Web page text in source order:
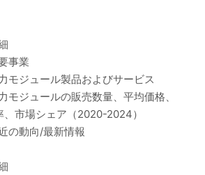
事業
モジュール製品およびサービス
モジュールの販売数量、平均価格、
市場シェア（2020-2024）
の動向/最新情報